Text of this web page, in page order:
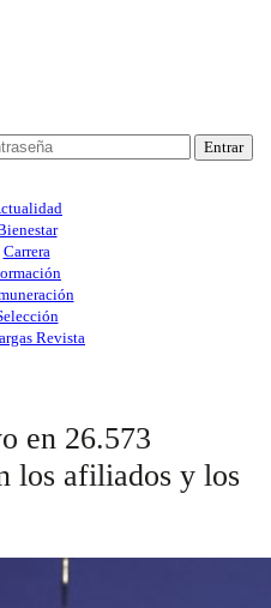
Entrar
Carrera
Revista
en 26.573
los afiliados y los